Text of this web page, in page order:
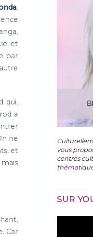
,
et
par
qui,
a
ne
et
Car
vous
centres
SUR